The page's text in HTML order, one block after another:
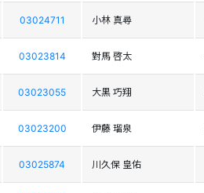
03024711 小林 真尋
03023814 對馬 啓太
03023055 大黒 巧翔
03023200 伊藤 瑠泉
03025874 川久保 皇佑